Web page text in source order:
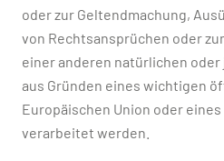
oder zur Geltendmachung,
von Rechtsansprüchen oder
einer anderen natürlichen
aus Gründen eines wichtigen
Europäischen Union oder
verarbeitet werden.